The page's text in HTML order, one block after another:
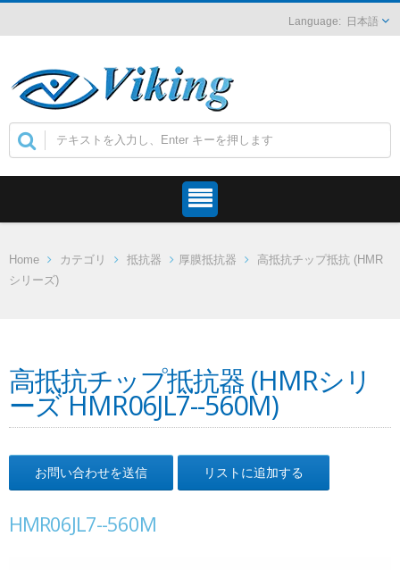
日本語
Home カテゴリ 抵抗器 厚膜抵抗器
高抵抗チップ抵抗 (HMR
シリーズ)
高抵抗チップ抵抗器 (HMRシリ
ーズ HMR06JL7--560M)
お問い合わせを送信 リストに追加する
HMR06JL7--560M